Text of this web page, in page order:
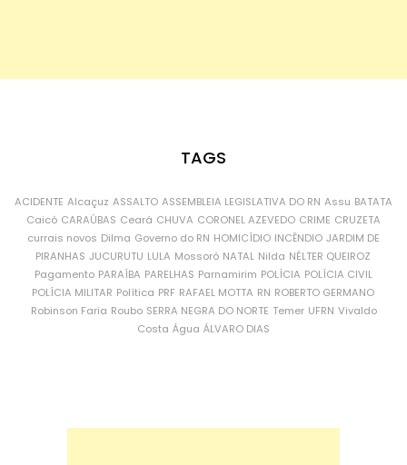
TAGS
ACIDENTE Alcaçuz ASSALTO ASSEMBLEIA LEGISLATIVA DO RN Assu BATATA
Caicó CARAÚBAS Ceará CHUVA CORONEL AZEVEDO CRIME CRUZETA
currais novos Dilma Governo do RN HOMICÍDIO INCÊNDIO JARDIM DE
PIRANHAS JUCURUTU LULA Mossoró NATAL Nilda NÉLTER QUEIROZ
Pagamento PARAÍBA PARELHAS Parnamirim POLÍCIA POLÍCIA CIVIL
POLÍCIA MILITAR Política PRF RAFAEL MOTTA RN ROBERTO GERMANO
Robinson Faria Roubo SERRA NEGRA DO NORTE Temer UFRN Vivaldo
Costa Água ÁLVARO DIAS